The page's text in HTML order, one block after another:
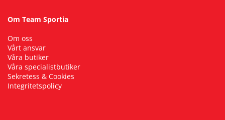
Om Team Sportia
Om oss
Vårt ansvar
Våra butiker
Våra specialistbutiker
Sekretess & Cookies
Integritetspolicy